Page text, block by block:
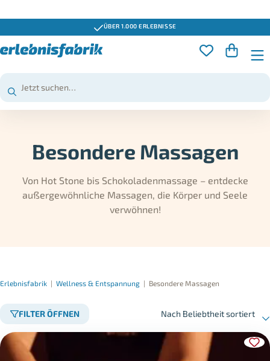
GUTSCHEINE 3 JAHRE GÜLTIG
Besondere Massagen
Von Hot Stone bis Schokoladenmassage – entdecke
außergewöhnliche Massagen, die Körper und Seele
verwöhnen!
Erlebnisfabrik | Wellness & Entspannung | Besondere Massagen
FILTER ÖFFNEN Nach Beliebtheit sortiert